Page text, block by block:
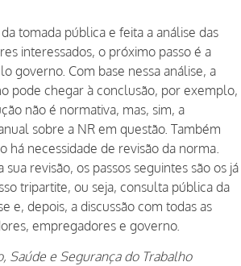
tomada pública e feita a análise das
interessados, o próximo passo é a
governo. Com base nessa análise, a
pode chegar à conclusão, por exemplo,
não é normativa, mas, sim, a
sobre a NR em questão. Também
há necessidade de revisão da norma.
sua revisão, os passos seguintes são os já
tripartite, ou seja, consulta pública da
e, depois, a discussão com todas as
empregadores e governo.
Saúde e Segurança do Trabalho